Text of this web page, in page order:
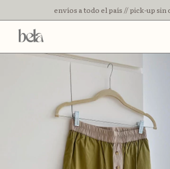
envíos a todo el país // pick-up sin
3 cuotas sin interes // 15% off con